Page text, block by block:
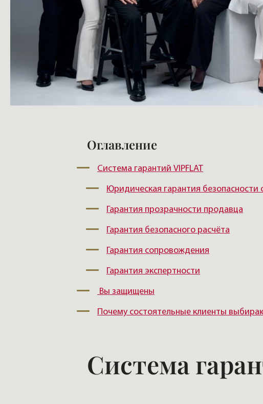
Оглавление
Система гарантий VIPFLAT
Юридическая гарантия безопасности
Гарантия прозрачности продавца
Гарантия безопасного расчёта
Гарантия сопровождения
Гарантия экспертности
Вы защищены
Почему состоятельные клиенты
Система